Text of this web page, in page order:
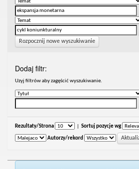
Rozpocznij nowe wyszukiwanie
Dodaj filtr:
Uzyj filtrów aby zagęścić wyszukiwanie.
Rezultaty/Strona Sortuj pozycje wg
Autorzy/rekord